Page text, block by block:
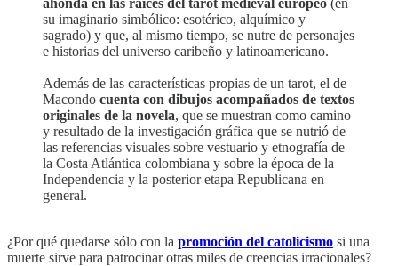
su imaginario simbólico: esotérico, alquímico y
sagrado) y que, al mismo tiempo, se nutre de personajes
e historias del universo caribeño y latinoamericano.
Además de las características propias de un tarot, el de
Macondo cuenta con dibujos acompañados de textos
originales de la novela, que se muestran como camino
y resultado de la investigación gráfica que se nutrió de
las referencias visuales sobre vestuario y etnografía de
la Costa Atlántica colombiana y sobre la época de la
Independencia y la posterior etapa Republicana en
general.
¿Por qué quedarse sólo con la promoción del catolicismo si una
muerte sirve para patrocinar otras miles de creencias irracionales?